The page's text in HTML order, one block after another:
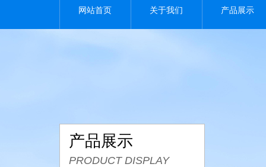
网站首页 关于我们 产品展示
产品展示
PRODUCT DISPLAY